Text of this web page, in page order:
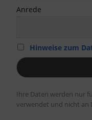
Anrede
Hinweise zum
Ihre Daten werden nur
verwendet und nicht an